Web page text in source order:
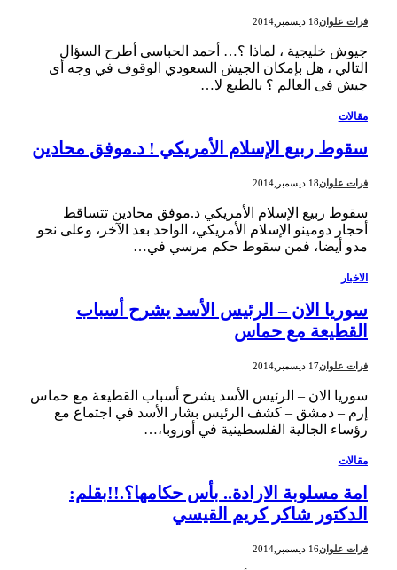
فرات علوان18 ديسمبر,2014
جيوش خليجية ، لماذا ؟… أحمد الحباسى أطرح السؤال
التالي ، هل بإمكان الجيش السعودي الوقوف في وجه أى
جيش فى العالم ؟ بالطبع لا…
مقالات
سقوط ربيع الإسلام الأمريكي ! د.موفق محادين
فرات علوان18 ديسمبر,2014
سقوط ربيع الإسلام الأمريكي د.موفق محادين تتساقط
أحجار دومينو الإسلام الأمريكي، الواحد بعد الآخر، وعلى نحو
مدو أيضا، فمن سقوط حكم مرسي في…
الاخبار
سوريا الان – الرئيس الأسد يشرح أسباب
القطيعة مع حماس
فرات علوان17 ديسمبر,2014
سوريا الان – الرئيس الأسد يشرح أسباب القطيعة مع حماس
إرم – دمشق – كشف الرئيس بشار الأسد في اجتماع مع
رؤساء الجالية الفلسطينية في أوروبا،…
مقالات
امة مسلوبة الارادة.. بأس حكامها؟.!!بقلم:
الدكتور شاكر كريم القيسي
فرات علوان16 ديسمبر,2014